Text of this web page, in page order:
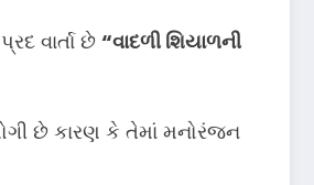
વાર્તા છે “વાદળી શિયાળની
છે કારણ કે તેમાં મનોરંજન